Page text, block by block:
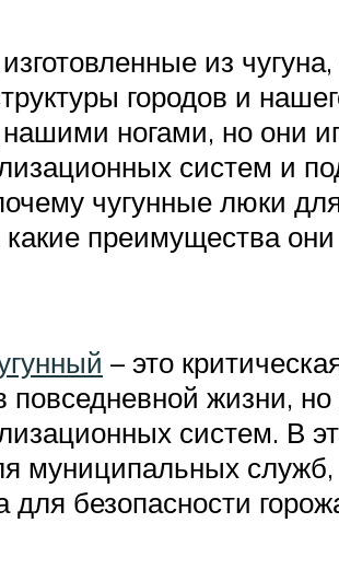
из
городов и
ногами, но они
систем и
чугунные люки
преимущества
– это
повседневной жизни,
систем. В
муниципальных
безопасности